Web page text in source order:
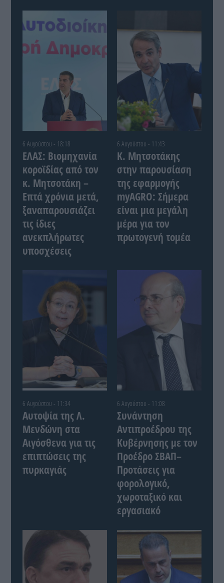
6 Αυγούστου - 18:18
ΕΛΑΣ: Βιομηχανία
κοροϊδίας από τον
κ. Μητσοτάκη –
Επτά χρόνια μετά,
ξαναπαρουσιάζει
τις ίδιες
ανεκπλήρωτες
υποσχέσεις
6 Αυγούστου - 11:43
Κ. Μητσοτάκης
στην παρουσίαση
της εφαρμογής
myAGRO: Σήμερα
είναι μια μεγάλη
μέρα για τον
πρωτογενή τομέα
6 Αυγούστου - 11:34
Αυτοψία της Λ.
Μενδώνη στα
Αιγόσθενα για τις
επιπτώσεις της
πυρκαγιάς
6 Αυγούστου - 11:08
Συνάντηση
Αντιπροέδρου της
Κυβέρνησης με τον
Προέδρο ΣΒΑΠ–
Προτάσεις για
φορολογικό,
χωροταξικό και
εργασιακό